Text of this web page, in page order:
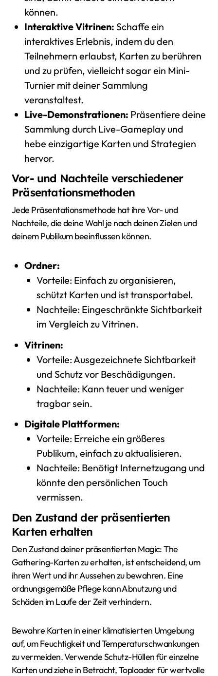
können.
Interaktive Vitrinen: Schaffe ein
interaktives Erlebnis, indem du den
Teilnehmern erlaubst, Karten zu berühren
und zu prüfen, vielleicht sogar ein Mini-
Turnier mit deiner Sammlung
veranstaltest.
Live-Demonstrationen: Präsentiere deine
Sammlung durch Live-Gameplay und
hebe einzigartige Karten und Strategien
hervor.
Vor- und Nachteile verschiedener
Präsentationsmethoden
Jede Präsentationsmethode hat ihre Vor- und
Nachteile, die deine Wahl je nach deinen Zielen und
deinem Publikum beeinflussen können.
Ordner:
Vorteile: Einfach zu organisieren,
schützt Karten und ist transportabel.
Nachteile: Eingeschränkte Sichtbarkeit
im Vergleich zu Vitrinen.
Vitrinen:
Vorteile: Ausgezeichnete Sichtbarkeit
und Schutz vor Beschädigungen.
Nachteile: Kann teuer und weniger
tragbar sein.
Digitale Plattformen:
Vorteile: Erreiche ein größeres
Publikum, einfach zu aktualisieren.
Nachteile: Benötigt Internetzugang und
könnte den persönlichen Touch
vermissen.
Den Zustand der präsentierten
Karten erhalten
Den Zustand deiner präsentierten Magic: The
Gathering-Karten zu erhalten, ist entscheidend, um
ihren Wert und ihr Aussehen zu bewahren. Eine
ordnungsgemäße Pflege kann Abnutzung und
Schäden im Laufe der Zeit verhindern.
Bewahre Karten in einer klimatisierten Umgebung
auf, um Feuchtigkeit und Temperaturschwankungen
zu vermeiden. Verwende Schutz-Hüllen für einzelne
Karten und ziehe in Betracht, Toploader für wertvolle